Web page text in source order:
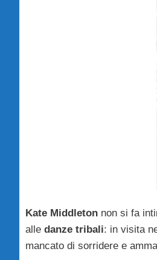
Kate Middleton non si fa
alle danze tribali: in visita
mancato di sorridere e